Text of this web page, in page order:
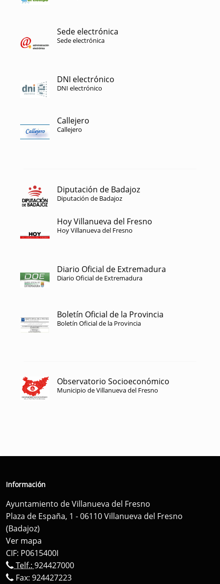
Sede electrónica
Sede electrónica
DNI electrónico
DNI electrónico
Callejero
Callejero
Diputación de Badajoz
Diputación de Badajoz
Hoy Villanueva del Fresno
Hoy Villanueva del Fresno
Diario Oficial de Extremadura
Diario Oficial de Extremadura
Boletín Oficial de la Provincia
Boletín Oficial de la Provincia
Observatorio Socioeconómico
Municipio de Villanueva del Fresno
Información
Ayuntamiento de Villanueva del Fresno
Plaza de España, 1 - 06110 Villanueva del Fresno
(Badajoz)
Ver mapa
CIF: P0615400I
Telf.: 924427000
Fax: 924427223